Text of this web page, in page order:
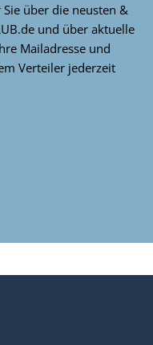
über die neusten &
und über aktuelle
Mailadresse und
Verteiler jederzeit